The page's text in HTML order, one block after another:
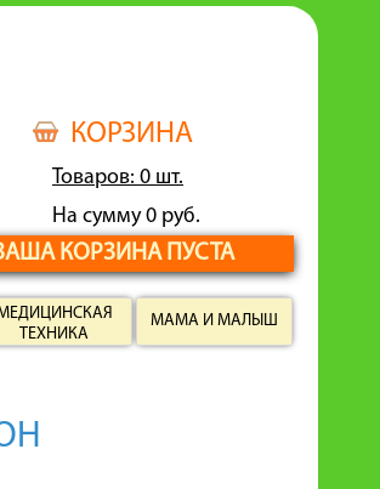
КОРЗИНА
Товаров: 0 шт.
На сумму 0 руб.
КОРЗИНА ПУСТА
ТЕХНИКА
МАМА И МАЛЫШ